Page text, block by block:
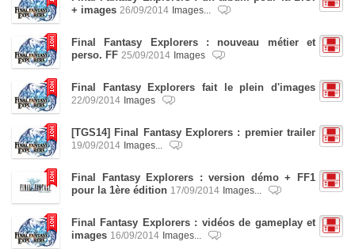
+ images 26/09/2014 Images...
Final Fantasy Explorers : nouveau métier et
perso. FF 25/09/2014 Images
Final Fantasy Explorers fait le plein d'images
22/09/2014 Images
[TGS14] Final Fantasy Explorers : premier trailer
19/09/2014 Images...
Final Fantasy Explorers : version démo + FF1
pour la 1ère édition 17/09/2014 Images...
Final Fantasy Explorers : vidéos de gameplay et
images 16/09/2014 Images...